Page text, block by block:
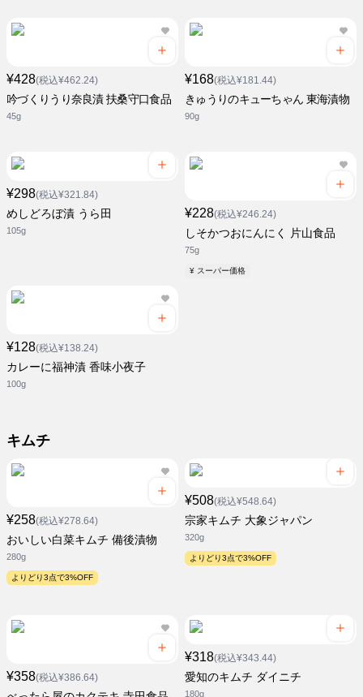
¥428(税込¥462.24)
吟づくりうり奈良漬 扶桑守口食品
45g
¥168(税込¥181.44)
きゅうりのキューちゃん 東海漬物
90g
¥298(税込¥321.84)
めしどろぼ漬 うら田
105g
¥228(税込¥246.24)
しそかつおにんにく 片山食品
75g
¥ スーパー価格
¥128(税込¥138.24)
カレーに福神漬 香味小夜子
100g
キムチ
¥258(税込¥278.64)
おいしい白菜キムチ 備後漬物
280g
よりどり3点で3%OFF
¥508(税込¥548.64)
宗家キムチ 大象ジャパン
320g
よりどり3点で3%OFF
¥358(税込¥386.64)
¥318(税込¥343.44)
愛知のキムチ ダイニチ
180g